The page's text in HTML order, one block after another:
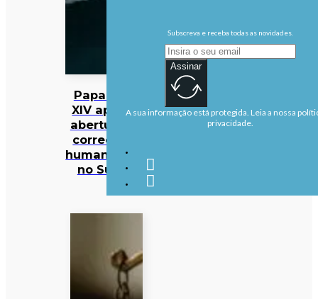
Papa Leão
XIV apela à
abertura de
corredores
humanitários
no Sudão
Subscreva e receba todas as novidades.
Assinar
A sua informação está protegida. Leia a nossa
privacidade.